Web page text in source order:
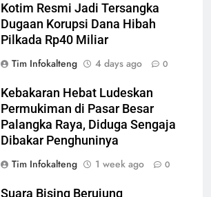
Kotim Resmi Jadi Tersangka
Dugaan Korupsi Dana Hibah
Pilkada Rp40 Miliar
Tim Infokalteng
4 days ago 0
Kebakaran Hebat Ludeskan
Permukiman di Pasar Besar
Palangka Raya, Diduga Sengaja
Dibakar Penghuninya
Tim Infokalteng
1 week ago 0
Suara Bising Berujung